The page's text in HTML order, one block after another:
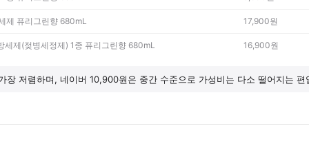
제 퓨리그린향 680mL 17,900원
세제(젖병세정제) 1종 퓨리그린향 680mL 16,900원
장 저렴하며, 네이버 10,900원은 중간 수준으로 가성비는 다소 떨어지는 편